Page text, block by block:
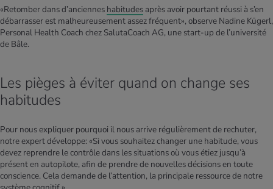
«Retomber dans d’anciennes habitudes après avoir pourtant réussi à s’en
débarrasser est malheureusement assez fréquent», observe Nadine Kügerl,
Personal Health Coach chez SalutaCoach AG, une start-up de l’université
de Bâle.
Les pièges à éviter quand on change ses
habitudes
Pour nous expliquer pourquoi il nous arrive régulièrement de rechuter,
notre expert développe: «Si vous souhaitez changer une habitude, vous
devez reprendre le contrôle dans les situations où vous étiez jusqu’à
présent en autopilote, afin de prendre de nouvelles décisions en toute
conscience. Cela demande de l’attention, la principale ressource de notre